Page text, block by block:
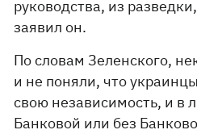
руководства, из
заявил он.
По словам Зеленского,
и не поняли, что
свою независимость, и в
Банковой или без